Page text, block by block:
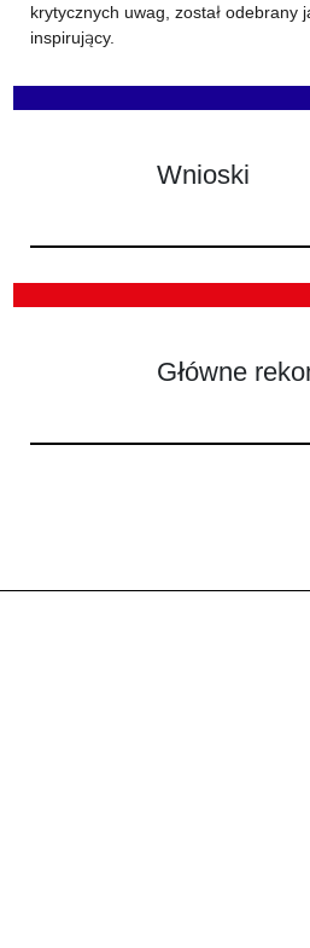
krytycznych uwag, został odebrany
inspirujący.
Wnioski
Główne